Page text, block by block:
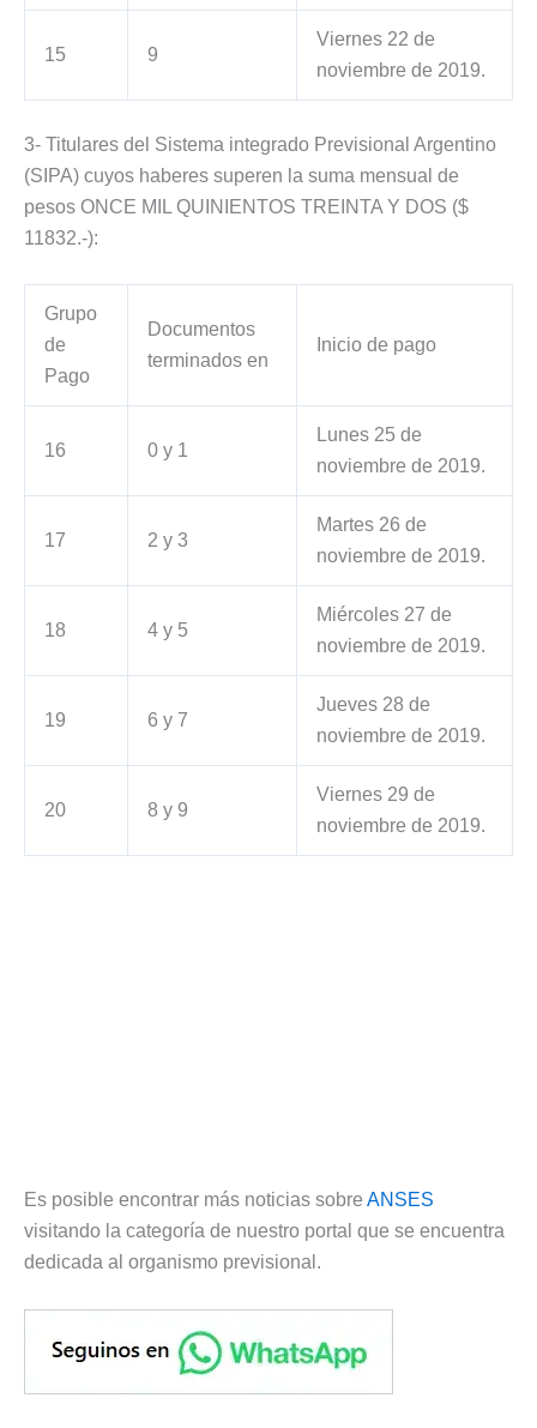
15 9
Viernes 22 de
noviembre de 2019.
3- Titulares del Sistema integrado Previsional Argentino
(SIPA) cuyos haberes superen la suma mensual de
pesos ONCE MIL QUINIENTOS TREINTA Y DOS ($
11832.-):
Grupo
de
Pago
Documentos
terminados en
Inicio de pago
16 0 y 1
Lunes 25 de
noviembre de 2019.
17 2 y 3
Martes 26 de
noviembre de 2019.
18 4 y 5
Miércoles 27 de
noviembre de 2019.
19 6 y 7
Jueves 28 de
noviembre de 2019.
20 8 y 9
Viernes 29 de
noviembre de 2019.
Es posible encontrar más noticias sobre ANSES
visitando la categoría de nuestro portal que se encuentra
dedicada al organismo previsional.